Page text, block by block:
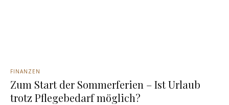
FINANZEN
Zum Start der Sommerferien – Ist Urlaub
trotz Pflegebedarf möglich?